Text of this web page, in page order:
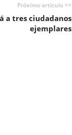
Próximo artículo >>
a tres ciudadanos
ejemplares